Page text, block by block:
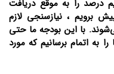
درصد را به موقع دریافت
برویم ، نیازسنجی لازم
با این بودجه ما حتی
به اتمام برسانیم که مورد